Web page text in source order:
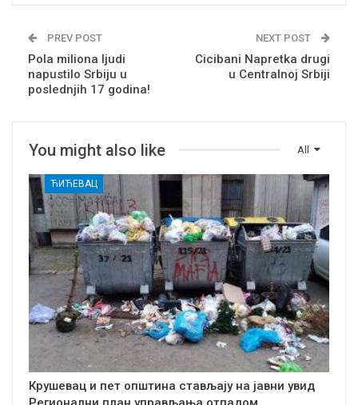
PREV POST
Pola miliona ljudi
napustilo Srbiju u
poslednjih 17 godina!
NEXT POST
Cicibani Napretka drugi
u Centralnoj Srbiji
All
You might also like
ЋИЋЕВАЦ
Крушевац и пет општина стављају на јавни увид